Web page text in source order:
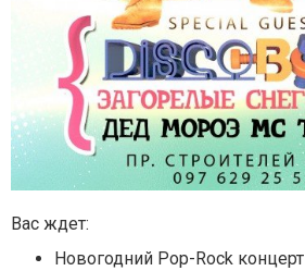
Вас ждет:
Новогодний Pop-Roсk концерт